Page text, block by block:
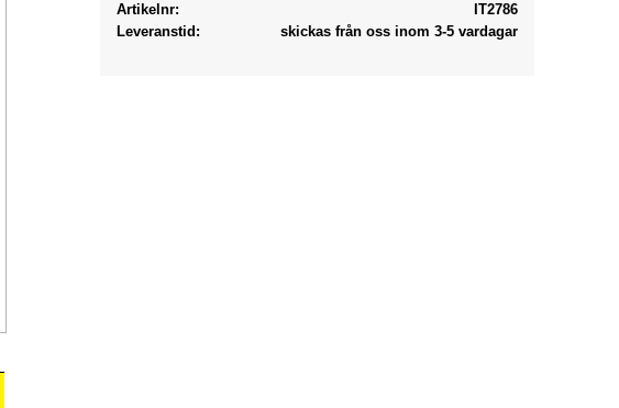
Artikelnr
IT2786
Leveranstid
skickas från oss inom 3-5 vardagar